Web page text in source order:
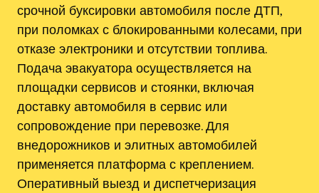
срочной буксировки автомобиля после ДТП,
при поломках с блокированными колесами, при
отказе электроники и отсутствии топлива.
Подача эвакуатора осуществляется на
площадки сервисов и стоянки, включая
доставку автомобиля в сервис или
сопровождение при перевозке. Для
внедорожников и элитных автомобилей
применяется платформа с креплением.
Оперативный выезд и диспетчеризация